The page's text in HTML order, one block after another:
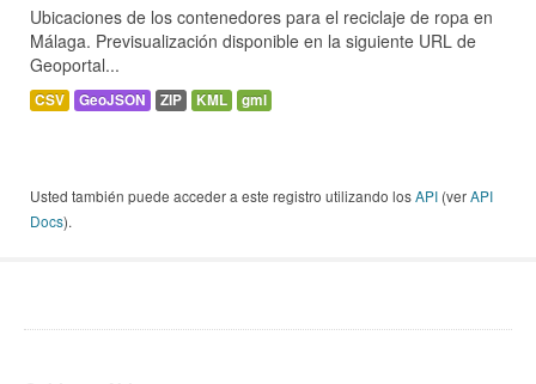
Ubicaciones de los contenedores para el reciclaje de ropa en
Málaga. Previsualización disponible en la siguiente URL de
Geoportal...
CSV GeoJSON ZIP KML gml
Usted también puede acceder a este registro utilizando losAPI (verAPI
Docs).